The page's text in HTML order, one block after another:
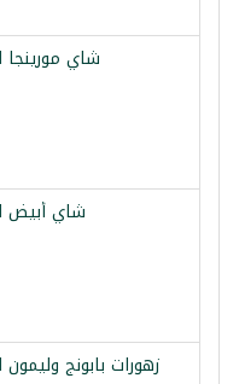
شاي مورينجا
شاي أبيض
زهورات بابونج وليمون